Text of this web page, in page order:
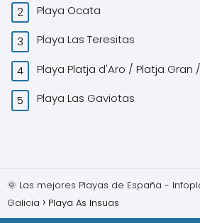
Playa Ocata
Playa Las Teresitas
Playa Platja d'Aro / Platja Gran
Playa Las Gaviotas
🌞 Las mejores Playas de España -
Galicia
Playa As Insuas